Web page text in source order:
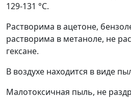
129-131 °С.
Растворима в ацетоне,
растворима в метаноле, не
гексане.
В воздухе находится в виде
Малотоксичная пыль, не